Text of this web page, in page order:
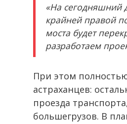
«На сегодняшний
крайней правой
моста будет
разработаем
При этом
астраханцев:
проезда
большегрузов. В